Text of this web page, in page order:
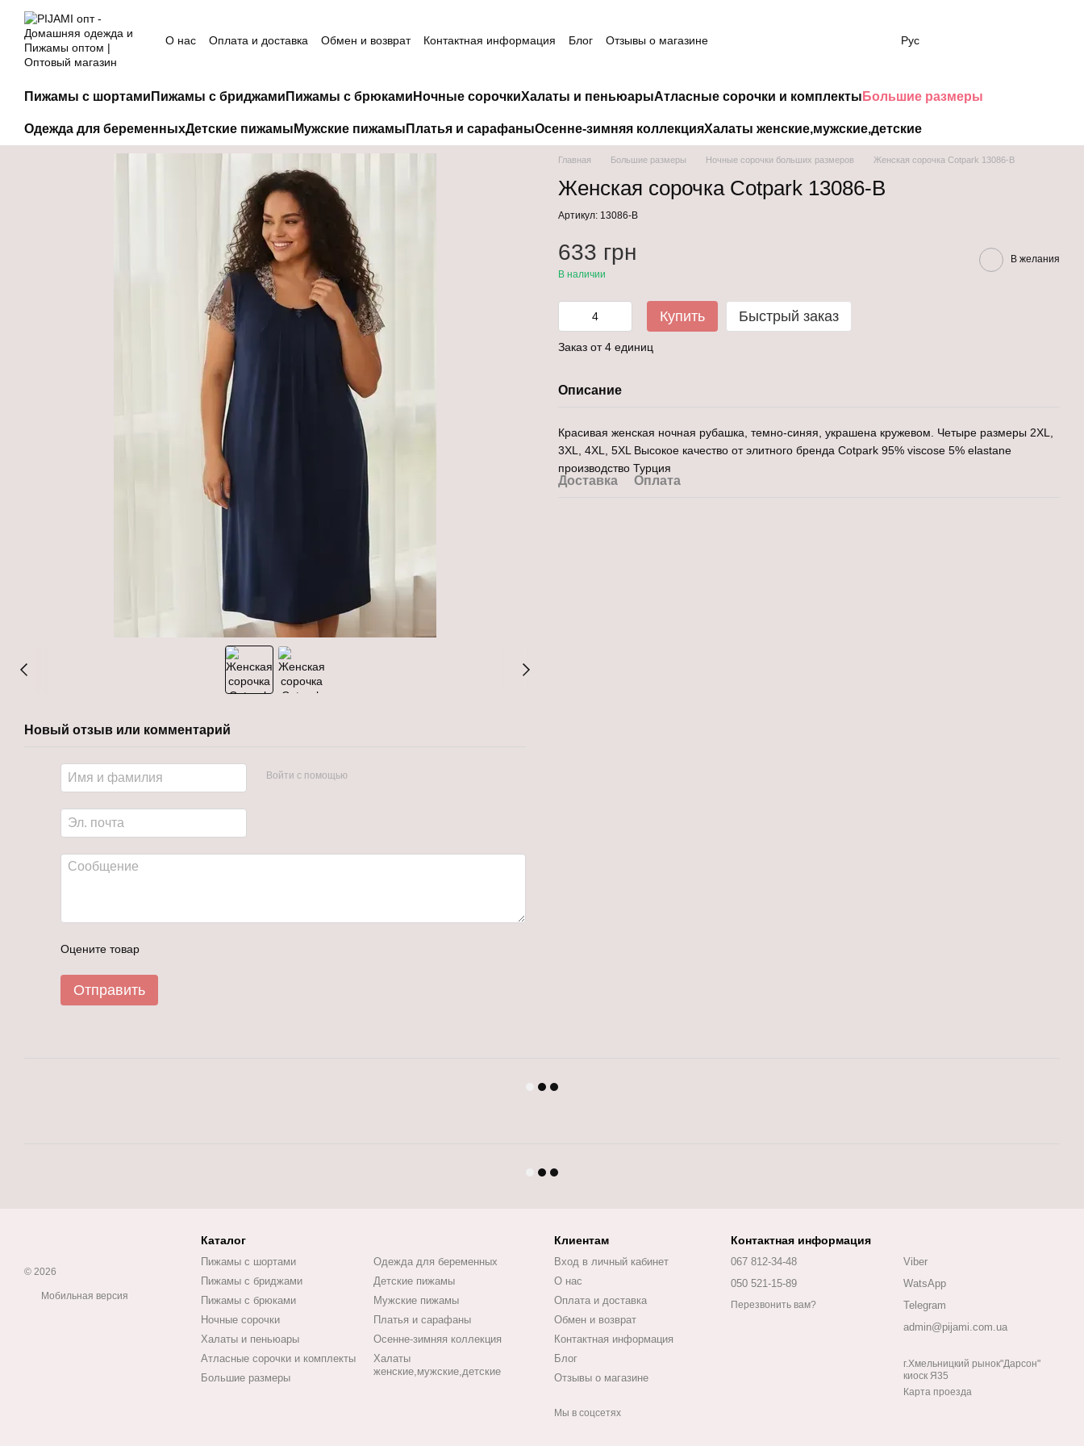
Перейти к основному контенту
О нас Оплата и доставка Обмен и возврат Контактная информация Блог Отзывы о магазине Рус
Пижамы с шортами Пижамы с бриджами Пижамы с брюками Ночные сорочкиХалаты и пеньюарыАтласные сорочки и комплекты Большие размеры
Одежда для беременныхДетские пижамы Мужские пижамы Платья и сарафаныОсенне-зимняя коллекцияХалаты женские,мужские,детские
Новый отзыв или комментарий
Войти с помощью
Оцените товар
Отправить
Главная Большие размеры Ночные сорочки больших размеров Женская сорочка Cotpark 13086-B
Женская сорочка Cotpark 13086-B
Артикул: 13086-B
633 грн
В наличии
В желания
Купить Быстрый заказ
Заказ от 4 единиц
Описание
Красивая женская ночная рубашка, темно-синяя, украшена кружевом. Четыре размеры 2ХL,
3XL, 4XL, 5XL Высокое качество от элитного бренда Cotpark 95% viscose 5% elastane
производство Турция
Доставка Оплата
© 2026
Мобильная версия
Каталог
Пижамы с шортами
Пижамы с бриджами
Пижамы с брюками
Ночные сорочки
Халаты и пеньюары
Атласные сорочки и комплекты
Большие размеры
Одежда для беременных
Детские пижамы
Мужские пижамы
Платья и сарафаны
Осенне-зимняя коллекция
Халаты
женские,мужские,детские
Клиентам
Вход в личный кабинет
О нас
Оплата и доставка
Обмен и возврат
Контактная информация
Блог
Отзывы о магазине
Мы в соцсетях
Контактная информация
067 812-34-48
050 521-15-89
Перезвонить вам?
Viber
WatsApp
Telegram
admin@pijami.com.ua
г.Хмельницкий рынок"Дарсон"
киоск Я35
Карта проезда